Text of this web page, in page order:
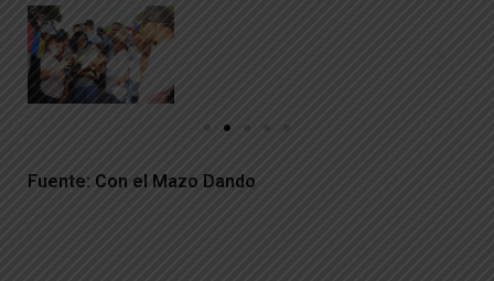
Fuente: Con el Mazo Dando